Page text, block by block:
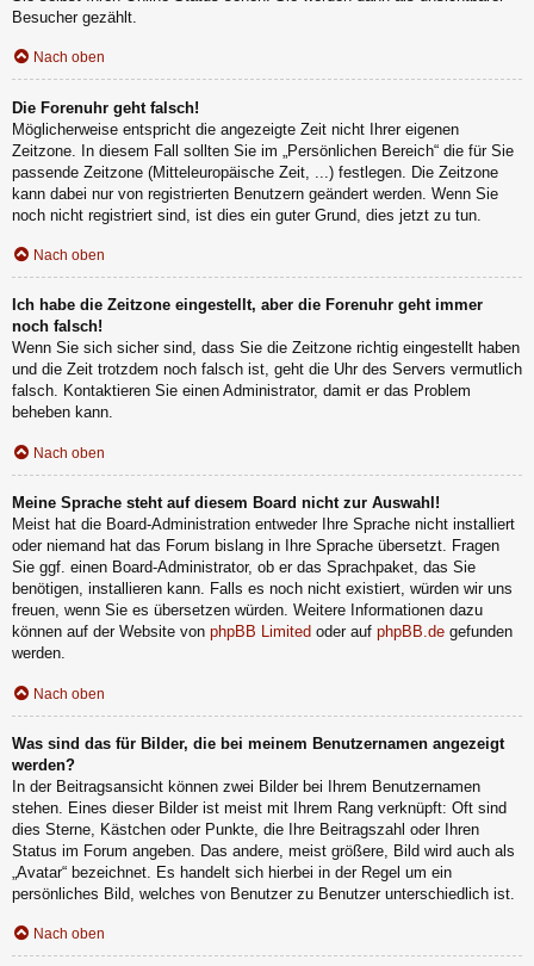
Besucher gezählt.
Nach oben
Die Forenuhr geht falsch!
Möglicherweise entspricht die angezeigte Zeit nicht Ihrer eigenen
Zeitzone. In diesem Fall sollten Sie im „Persönlichen Bereich“ die für Sie
passende Zeitzone (Mitteleuropäische Zeit, ...) festlegen. Die Zeitzone
kann dabei nur von registrierten Benutzern geändert werden. Wenn Sie
noch nicht registriert sind, ist dies ein guter Grund, dies jetzt zu tun.
Nach oben
Ich habe die Zeitzone eingestellt, aber die Forenuhr geht immer
noch falsch!
Wenn Sie sich sicher sind, dass Sie die Zeitzone richtig eingestellt haben
und die Zeit trotzdem noch falsch ist, geht die Uhr des Servers vermutlich
falsch. Kontaktieren Sie einen Administrator, damit er das Problem
beheben kann.
Nach oben
Meine Sprache steht auf diesem Board nicht zur Auswahl!
Meist hat die Board-Administration entweder Ihre Sprache nicht installiert
oder niemand hat das Forum bislang in Ihre Sprache übersetzt. Fragen
Sie ggf. einen Board-Administrator, ob er das Sprachpaket, das Sie
benötigen, installieren kann. Falls es noch nicht existiert, würden wir uns
freuen, wenn Sie es übersetzen würden. Weitere Informationen dazu
können auf der Website von phpBB Limited oder auf phpBB.de gefunden
werden.
Nach oben
Was sind das für Bilder, die bei meinem Benutzernamen angezeigt
werden?
In der Beitragsansicht können zwei Bilder bei Ihrem Benutzernamen
stehen. Eines dieser Bilder ist meist mit Ihrem Rang verknüpft: Oft sind
dies Sterne, Kästchen oder Punkte, die Ihre Beitragszahl oder Ihren
Status im Forum angeben. Das andere, meist größere, Bild wird auch als
„Avatar“ bezeichnet. Es handelt sich hierbei in der Regel um ein
persönliches Bild, welches von Benutzer zu Benutzer unterschiedlich ist.
Nach oben